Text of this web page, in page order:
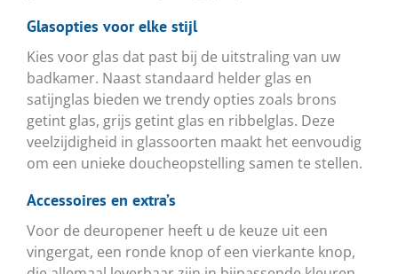
Glasopties voor elke stijl
Kies voor glas dat past bij de uitstraling van uw
badkamer. Naast standaard helder glas en
satijnglas bieden we trendy opties zoals brons
getint glas, grijs getint glas en ribbelglas. Deze
veelzijdigheid in glassoorten maakt het eenvoudig
om een unieke doucheopstelling samen te stellen.
Accessoires en extra’s
Voor de deuropener heeft u de keuze uit een
vingergat, een ronde knop of een vierkante knop,